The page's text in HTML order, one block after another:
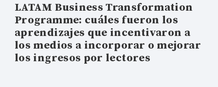
LATAM Business Transformation
Programme: cuáles fueron los
aprendizajes que incentivaron a
los medios a incorporar o mejorar
los ingresos por lectores